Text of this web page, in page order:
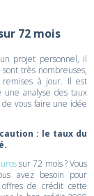
72 mois
projet personnel, il
très nombreuses,
remises à jour. Il est
analyse des taux
vous faire une idée
: le taux du
sur 72 mois ? Vous
avez besoin pour
de crédit cette